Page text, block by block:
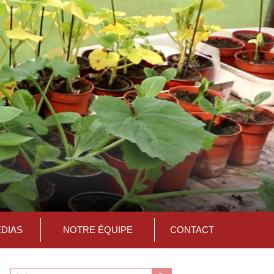
NOTRE ÉQUIPE CONTACT